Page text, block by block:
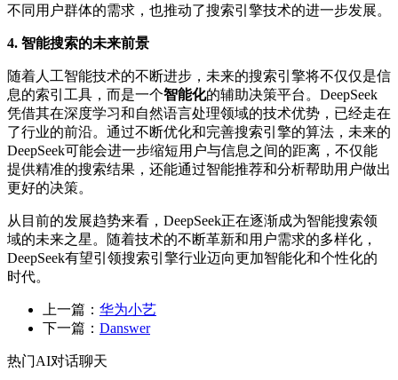
不同用户群体的需求，也推动了搜索引擎技术的进一步发展。
4. 智能搜索的未来前景
随着人工智能技术的不断进步，未来的搜索引擎将不仅仅是信
息的索引工具，而是一个智能化的辅助决策平台。DeepSeek
凭借其在深度学习和自然语言处理领域的技术优势，已经走在
了行业的前沿。通过不断优化和完善搜索引擎的算法，未来的
DeepSeek可能会进一步缩短用户与信息之间的距离，不仅能
提供精准的搜索结果，还能通过智能推荐和分析帮助用户做出
更好的决策。
从目前的发展趋势来看，DeepSeek正在逐渐成为智能搜索领
域的未来之星。随着技术的不断革新和用户需求的多样化，
DeepSeek有望引领搜索引擎行业迈向更加智能化和个性化的
时代。
上一篇： 华为小艺
下一篇： Danswer
热门AI对话聊天